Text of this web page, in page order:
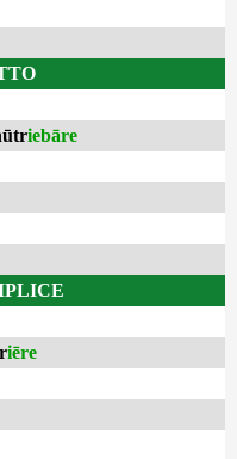
iebāre
iēre